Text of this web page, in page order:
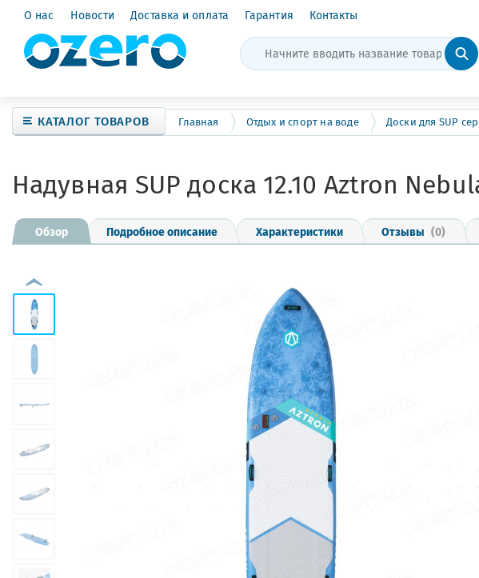
О нас Новости Доставка и оплата Гарантия Контакты
КАТАЛОГ ТОВАРОВ Главная Отдых и спорт на воде Доски для SUP
Надувная SUP доска 12.10 Aztron
Обзор Подробное описание Характеристики Отзывы (0)